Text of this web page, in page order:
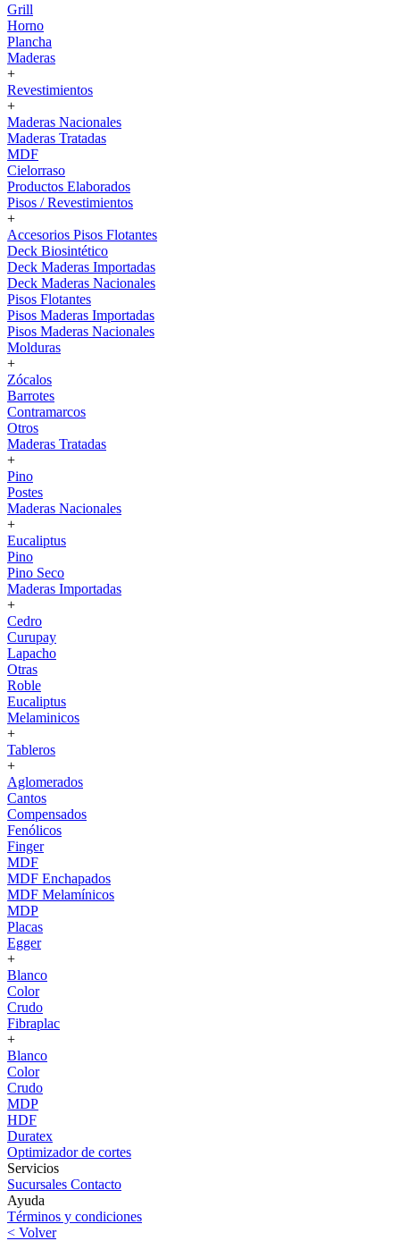
Grill
Horno
Plancha
Maderas
+
Revestimientos
+
Maderas Nacionales
Maderas Tratadas
MDF
Cielorraso
Productos Elaborados
Pisos / Revestimientos
+
Accesorios Pisos Flotantes
Deck Biosintético
Deck Maderas Importadas
Deck Maderas Nacionales
Pisos Flotantes
Pisos Maderas Importadas
Pisos Maderas Nacionales
Molduras
+
Zócalos
Barrotes
Contramarcos
Otros
Maderas Tratadas
+
Pino
Postes
Maderas Nacionales
+
Eucaliptus
Pino
Pino Seco
Maderas Importadas
+
Cedro
Curupay
Lapacho
Otras
Roble
Eucaliptus
Melaminicos
+
Tableros
+
Aglomerados
Cantos
Compensados
Fenólicos
Finger
MDF
MDF Enchapados
MDF Melamínicos
MDP
Placas
Egger
+
Blanco
Color
Crudo
Fibraplac
+
Blanco
Color
Crudo
MDP
HDF
Duratex
Optimizador de cortes
Servicios
Sucursales Contacto
Ayuda
Términos y condiciones
< Volver